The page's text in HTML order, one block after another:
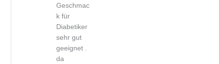
Geschmac
k für
Diabetiker
sehr gut
geeignet .
da